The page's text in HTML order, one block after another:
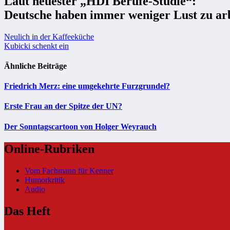
Deutsche haben immer weniger Lust zu
Beitragsnavigation
Neulich in der Kaffeeküche
Kubicki schenkt ein
Ähnliche Beiträge
Friedrich Merz: eine umgekehrte Furzgrundel?
Erste Frau an der Spitze der UN?
Der Sonntagscartoon von Holger Weyrauch
Online-Rubriken
Vom Fachmann für Kenner
Humorkritik
Audio
Das Heft